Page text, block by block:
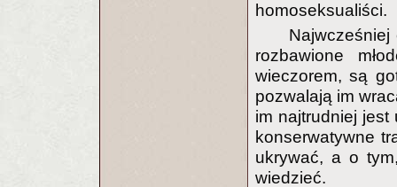
homoseksualiści.
rozbawione
wieczorem, są
pozwalają im
im najtrudniej
konserwatywne
ukrywać, a o
wiedzieć.